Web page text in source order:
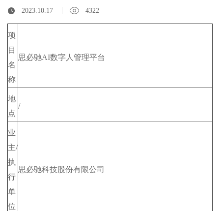
2023.10.17 4322
项
目
名
称
思必驰AI数字人管理平台
地
点
/
业
主/
执
行
单
位
思必驰科技股份有限公司